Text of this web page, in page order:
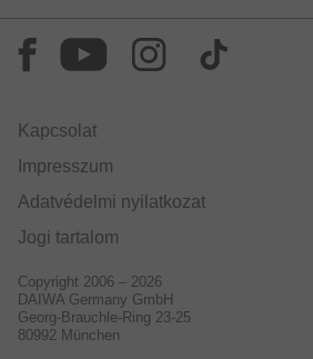
Kapcsolat
Impresszum
Adatvédelmi nyilatkozat
Jogi tartalom
Copyright 2006 – 2026
DAIWA Germany GmbH
Georg-Brauchle-Ring 23-25
80992 München